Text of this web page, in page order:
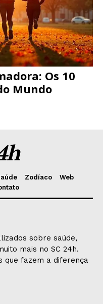
Os 10
Mundo
Zodíaco
Web
sobre saúde,
mais no SC 24h.
que fazem a diferença